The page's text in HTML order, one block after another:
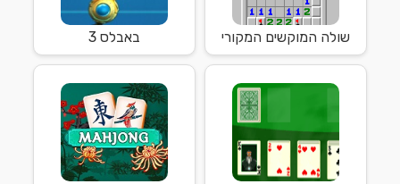
שולה המוקשים המקורי באבלס 3